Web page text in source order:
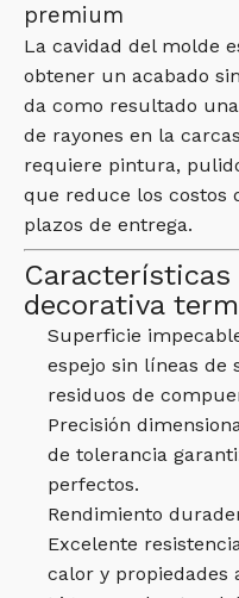
premium
La cavidad del molde
obtener un acabado
da como resultado
de rayones en la
requiere pintura,
que reduce los costos
plazos de entrega.
Características
decorativa
Superficie
espejo sin líneas de
residuos de
Precisión
de tolerancia
perfectos.
Rendimiento
Excelente
calor y propiedades